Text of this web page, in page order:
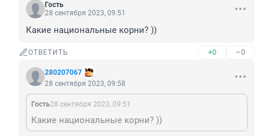
Гость
28 сентября 2023, 09:51
Какие национальные корни? ))
ОТВЕТИТЬ +0 –0
280207067
28 сентября 2023, 09:58
Гость28 сентября 2023, 09:51
Какие национальные корни? ))